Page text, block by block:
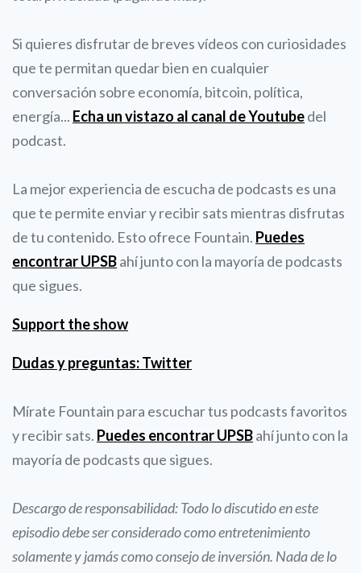
Si quieres disfrutar de breves vídeos con curiosidades
que te permitan quedar bien en cualquier
conversación sobre economía, bitcoin, política,
energía... Echa un vistazo al canal de Youtubedel
podcast.
La mejor experiencia de escucha de podcasts es una
que te permite enviar y recibir sats mientras disfrutas
de tu contenido. Esto ofrece Fountain. Puedes
encontrar UPSBahí junto con la mayoría de podcasts
que sigues.
Support the show
Dudas y preguntas: Twitter
Mírate Fountain para escuchar tus podcasts favoritos
y recibir sats. Puedes encontrar UPSBahí junto con la
mayoría de podcasts que sigues.
Descargo de responsabilidad: Todo lo discutido en este
episodio debe ser considerado como entretenimiento
solamente y jamás como consejo de inversión. Nada de lo